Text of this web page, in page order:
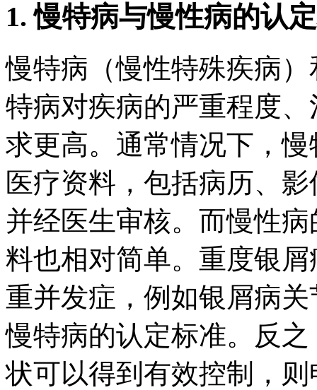
1. 慢特病与慢性病的认
慢特病（慢性特殊疾病
特病对疾病的严重程度
求更高。通常情况下，
医疗资料，包括病历、
并经医生审核。而慢性
料也相对简单。重度银
重并发症，例如银屑病
慢特病的认定标准。反
状可以得到有效控制，